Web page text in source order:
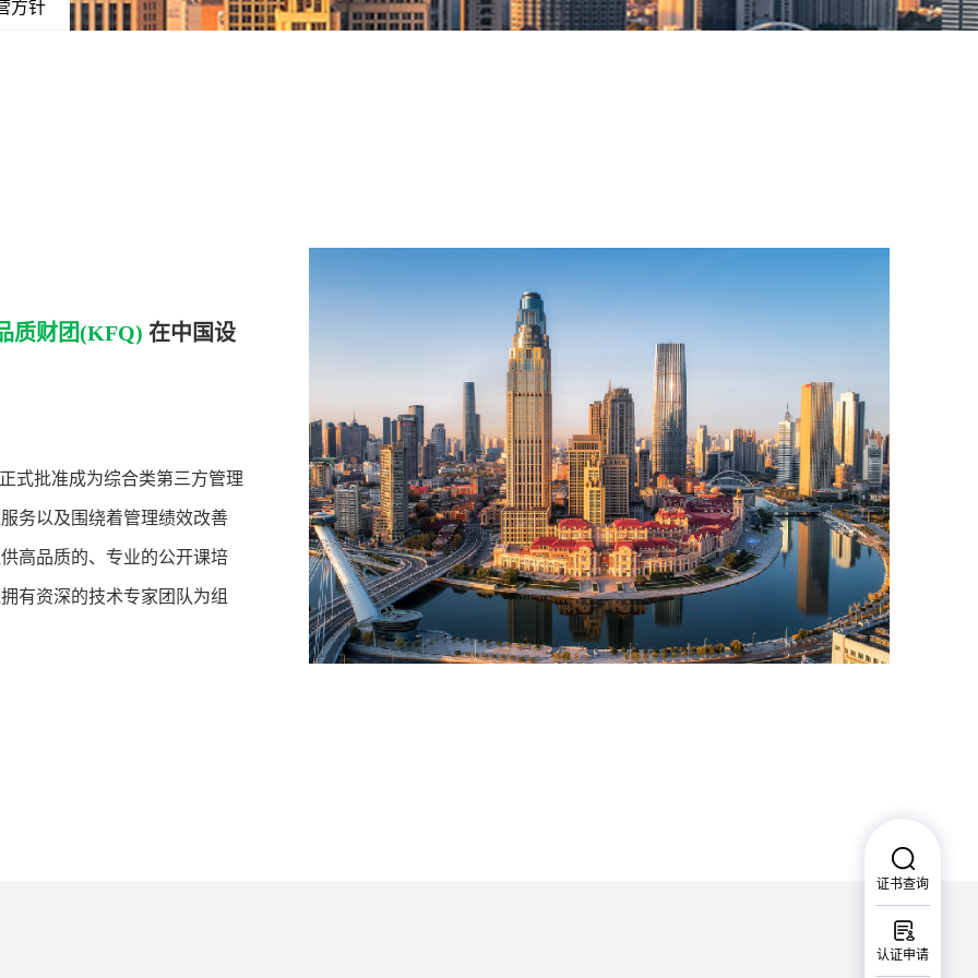
方针
质财团(KFQ) 在中国设
式批准成为综合类第三方管理
务以及围绕着管理绩效改善
高品质的、专业的公开课培
有资深的技术专家团队为组
证书查询
认证申请